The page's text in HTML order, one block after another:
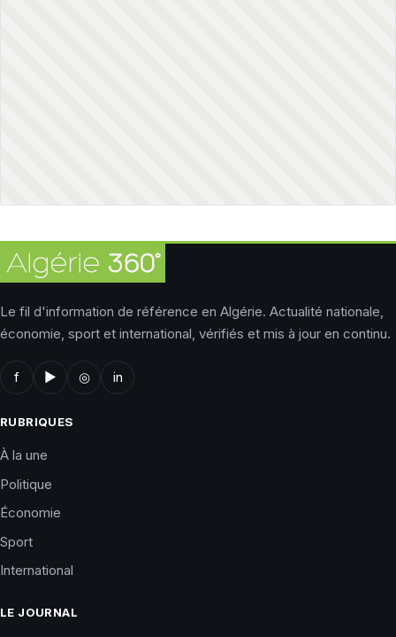
Le fil d'information de référence en Algérie. Actualité nationale,
économie, sport et international, vérifiés et mis à jour en continu.
f ▶ ◎ in
RUBRIQUES
À la une
Politique
Économie
Sport
International
LE JOURNAL